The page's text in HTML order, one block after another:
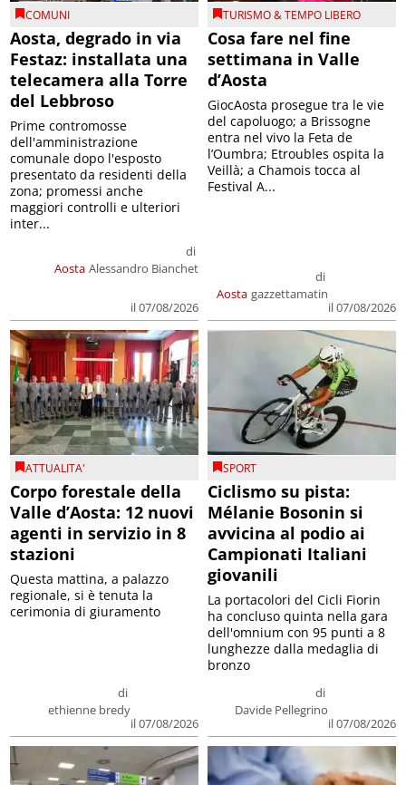
COMUNI
Aosta, degrado in via
Festaz: installata una
telecamera alla Torre
del Lebbroso
Aosta
di
Alessandro Bianchet
il 07/08/2026
Prime contromosse
dell'amministrazione
comunale dopo l'esposto
presentato da residenti della
zona; promessi anche
maggiori controlli e ulteriori
inter...
TURISMO & TEMPO LIBERO
Cosa fare nel fine
settimana in Valle
d’Aosta
Aosta
di
gazzettamatin
il 07/08/2026
GiocAosta prosegue tra le vie
del capoluogo; a Brissogne
entra nel vivo la Feta de
l’Oumbra; Etroubles ospita la
Veillà; a Chamois tocca al
Festival A...
ATTUALITA'
Corpo forestale della
Valle d’Aosta: 12 nuovi
agenti in servizio in 8
stazioni
di
ethienne bredy
il 07/08/2026
Questa mattina, a palazzo
regionale, si è tenuta la
cerimonia di giuramento
SPORT
Ciclismo su pista:
Mélanie Bosonin si
avvicina al podio ai
Campionati Italiani
giovanili
di
Davide Pellegrino
il 07/08/2026
La portacolori del Cicli Fiorin
ha concluso quinta nella gara
dell'omnium con 95 punti a 8
lunghezze dalla medaglia di
bronzo